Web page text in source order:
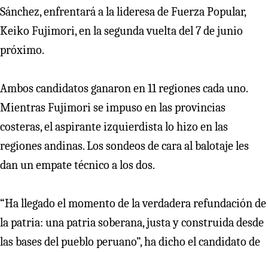
Sánchez, enfrentará a la lideresa de Fuerza Popular,
Keiko Fujimori, en la segunda vuelta del 7 de junio
próximo.
Ambos candidatos ganaron en 11 regiones cada uno.
Mientras Fujimori se impuso en las provincias
costeras, el aspirante izquierdista lo hizo en las
regiones andinas. Los sondeos de cara al balotaje les
dan un empate técnico a los dos.
“Ha llegado el momento de la verdadera refundación de
la patria: una patria soberana, justa y construida desde
las bases del pueblo peruano”, ha dicho el candidato de